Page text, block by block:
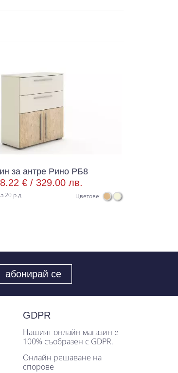
за антре Рино РБ8
€ / 329.00 лв.
20 р.д Цветове:
GDPR
Нашият онлайн магазин е
100% съобразен с GDPR.
Онлайн решаване на
спорове